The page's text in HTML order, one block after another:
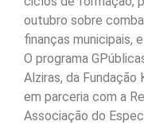
outubro sobre
finanças municipais,
O programa
Alziras, da Fundação
em parceria com a
Associação do